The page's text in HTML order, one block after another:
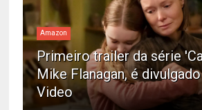
Amazon
Primeiro trailer da série
Mike Flanagan, é
Video